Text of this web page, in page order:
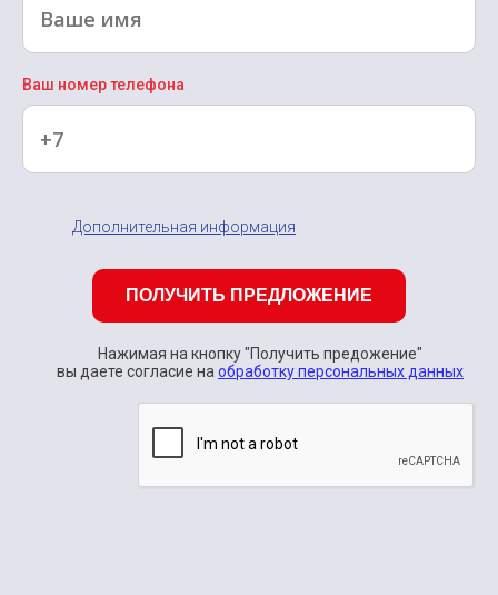
Ваш номер телефона
Дополнительная информация
ПОЛУЧИТЬ ПРЕДЛОЖЕНИЕ
Нажимая на кнопку "Получить предожение"
вы даете согласие на обработку персональных данных